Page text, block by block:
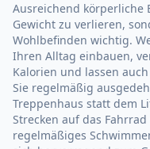
Ausreichend
Gewicht zu verlieren,
Wohlbefinden wichtig.
Ihren Alltag einbauen,
Kalorien und lassen
Sie regelmäßig
Treppenhaus statt dem
Strecken auf das
regelmäßiges